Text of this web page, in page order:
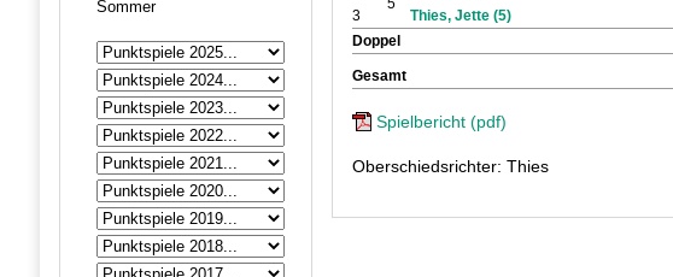
Sommer
3
5
Thies, Jette (5)
Doppel
Gesamt
Spielbericht (pdf)
Oberschiedsrichter: Thies